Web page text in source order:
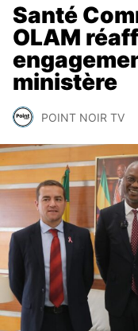
Santé
OLAM
ministère
POINT NOIR TV